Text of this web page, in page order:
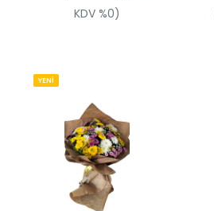
KDV %0)
YENİ